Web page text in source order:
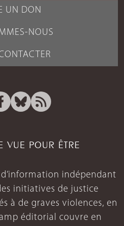
UN DON
NOUS
VUE POUR ÊTRE
indépendant
initiatives de justice
à de graves violences, en
éditorial couvre en